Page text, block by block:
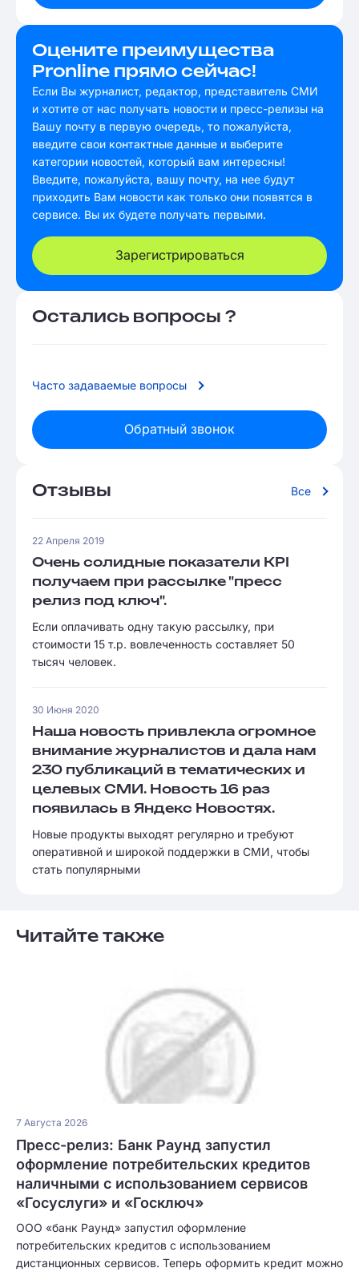
Оцените преимущества
Pronline прямо сейчас!
Если Вы журналист, редактор, представитель СМИ
и хотите от нас получать новости и пресс-релизы на
Вашу почту в первую очередь, то пожалуйста,
введите свои контактные данные и выберите
категории новостей, который вам интересны!
Введите, пожалуйста, вашу почту, на нее будут
приходить Вам новости как только они появятся в
сервисе. Вы их будете получать первыми.
Зарегистрироваться
Остались вопросы ?
Часто задаваемые вопросы
Обратный звонок
Отзывы Все
22 Апреля 2019
Очень солидные показатели KPI
получаем при рассылке "пресс
релиз под ключ".
Если оплачивать одну такую рассылку, при
стоимости 15 т.р. вовлеченность составляет 50
тысяч человек.
30 Июня 2020
Наша новость привлекла огромное
внимание журналистов и дала нам
230 публикаций в тематических и
целевых СМИ. Новость 16 раз
появилась в Яндекс Новостях.
Новые продукты выходят регулярно и требуют
оперативной и широкой поддержки в СМИ, чтобы
стать популярными
Читайте также
7 Августа 2026
Пресс-релиз: Банк Раунд запустил
оформление потребительских кредитов
наличными с использованием сервисов
«Госуслуги» и «Госключ»
ООО «банк Раунд» запустил оформление
потребительских кредитов с использованием
дистанционных сервисов. Теперь оформить кредит можно